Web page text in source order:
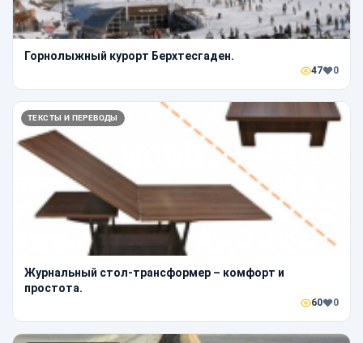
Горнолыжный курорт Берхтесгаден.
47 0
ТЕКСТЫ И ПЕРЕВОДЫ
Журнальный стол-трансформер – комфорт и
простота.
60 0